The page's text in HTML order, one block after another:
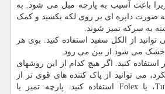
باعث آسیب به پارچه مبل می شود. به
به صورت دایره ای بر روی لکه بکشید و کمک
به سرکه تمیز شوند.
از الکل سفید استفاده کنید. بوی هر
خشک می شود از بین می رود.
کنید. اگر هیچ کدام از این روشهای
می توانید از پاک کننده های قوی تر از
قبیل Tuff Stuff، Resolve، یا Folex استفاده کنید. پارچه تمیز یا